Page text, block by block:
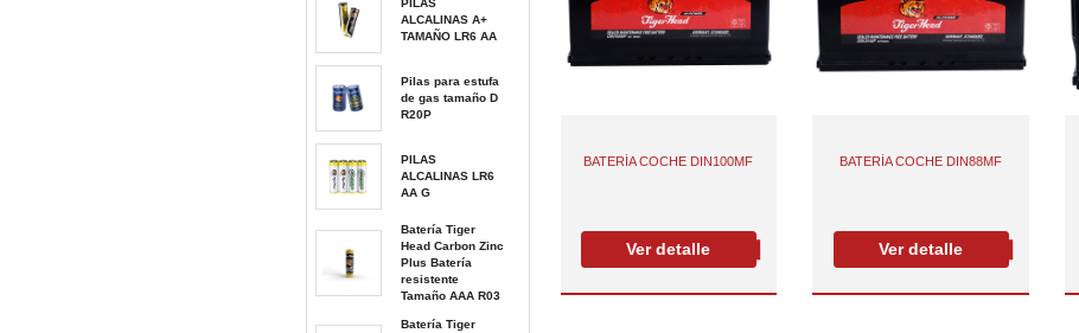
BATERÍA COCHE DIN100MF
Ver detalle
BATERÍA COCHE DIN88MF
Ver detalle
PILAS
ALCALINAS A+
TAMAÑO LR6 AA
Pilas para estufa
de gas tamaño D
R20P
PILAS
ALCALINAS LR6
AA G
Batería Tiger
Head Carbon Zinc
Plus Batería
resistente
Tamaño AAA R03
Batería Tiger